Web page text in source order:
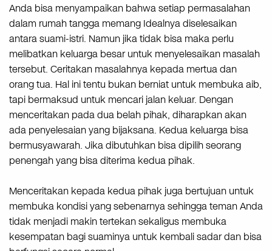
Anda bisa menyampaikan bahwa setiap permasalahan
dalam rumah tangga memang Idealnya diselesaikan
antara suami-istri. Namun jika tidak bisa maka perlu
melibatkan keluarga besar untuk menyelesaikan masalah
tersebut. Ceritakan masalahnya kepada mertua dan
orang tua. Hal ini tentu bukan berniat untuk membuka aib,
tapi bermaksud untuk mencari jalan keluar. Dengan
menceritakan pada dua belah pihak, diharapkan akan
ada penyelesaian yang bijaksana. Kedua keluarga bisa
bermusyawarah. Jika dibutuhkan bisa dipilih seorang
penengah yang bisa diterima kedua pihak.
Menceritakan kepada kedua pihak juga bertujuan untuk
membuka kondisi yang sebenarnya sehingga teman Anda
tidak menjadi makin tertekan sekaligus membuka
kesempatan bagi suaminya untuk kembali sadar dan bisa